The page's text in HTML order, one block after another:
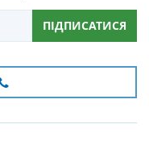
ПІДПИСАТИСЯ